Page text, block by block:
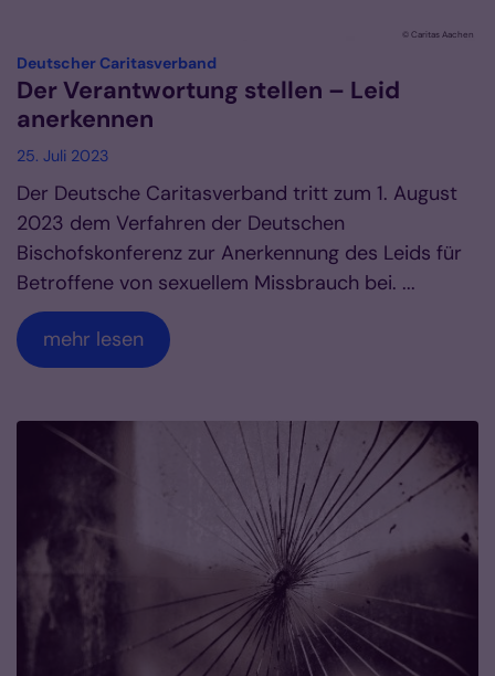
© Caritas Aachen
Deutscher Caritasverband
Der Verantwortung stellen – Leid
anerkennen
25. Juli 2023
Der Deutsche Caritasverband tritt zum 1. August
2023 dem Verfahren der Deutschen
Bischofskonferenz zur Anerkennung des Leids für
Betroffene von sexuellem Missbrauch bei. ...
mehr lesen